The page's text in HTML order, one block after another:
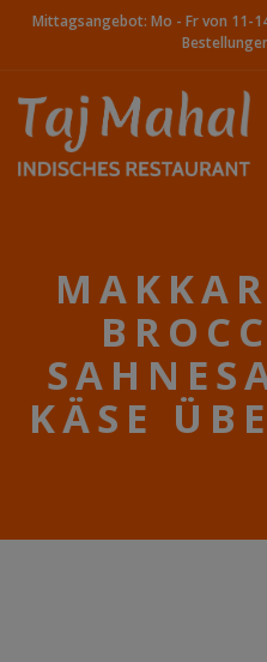
Mittagsangebot: Mo - Fr von 11-
KÄSE